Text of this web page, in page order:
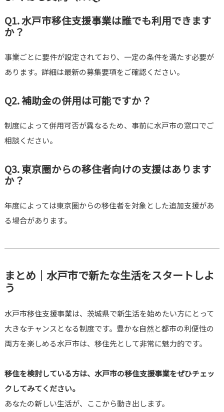
Q1. 水戸市移住支援事業は誰でも利用できます
か？
事業ごとに要件が設定されており、一定の条件を満たす必要が
あります。詳細は最新の募集要項をご確認ください。
Q2. 補助金の併用は可能ですか？
制度によって併用可否が異なるため、事前に水戸市の窓口でご
相談ください。
Q3. 東京圏からの移住者向けの支援はあります
か？
年度によっては東京圏からの移住者を対象とした追加支援があ
る場合があります。
まとめ｜水戸市で新たな生活をスタートしよ
う
水戸市移住支援事業は、茨城県で新生活を始めたい方にとって
大きなチャンスとなる制度です。豊かな自然と都市の利便性の
両方を楽しめる水戸市は、移住先として非常に魅力的です。
移住を検討している方は、水戸市の移住支援事業をぜひチェッ
クしてみてください。
あなたの新しい生活が、ここから動き出します。